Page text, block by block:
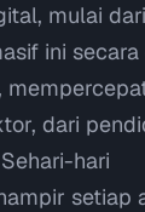
mulai
ini
dari
hari
setiap